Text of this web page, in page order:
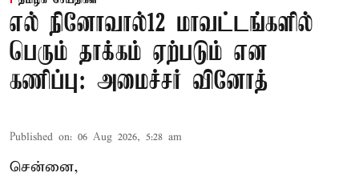
எல் நினோவால்12 மாவட்டங்களில்
பெரும் தாக்கம் ஏற்படும் என
கணிப்பு: அமைச்சர் வினோத்
Published on: 06 Aug 2026, 5:28 am
சென்னை,